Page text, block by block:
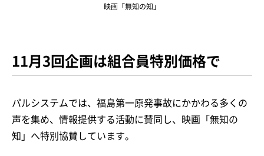
映画「無知の知」
11月3回企画は組合員特別価格で
パルシステムでは、福島第一原発事故にかかわる多くの
声を集め、情報提供する活動に賛同し、映画「無知の
知」へ特別協賛しています。